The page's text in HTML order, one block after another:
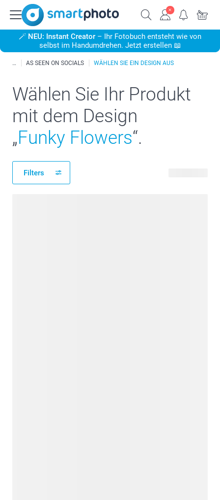
🪄 NEU: Instant Creator – Ihr Fotobuch entsteht wie von
selbst im Handumdrehen. Jetzt erstellen 📖
AS SEEN ON SOCIALS WÄHLEN SIE EIN DESIGN AUS
Wählen Sie Ihr Produkt
mit dem Design
„Funky Flowers“.
Filters